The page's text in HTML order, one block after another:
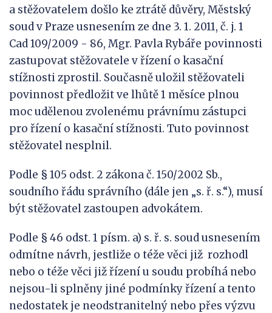
a stěžovatelem došlo ke ztrátě důvěry, Městský
soud v Praze usnesením ze dne 3. 1. 2011, č. j. 1
Cad 109/2009 - 86, Mgr. Pavla Rybáře povinnosti
zastupovat stěžovatele v řízení o kasační
stížnosti zprostil. Současně uložil stěžovateli
povinnost předložit ve lhůtě 1 měsíce plnou
moc udělenou zvolenému právnímu zástupci
pro řízení o kasační stížnosti. Tuto povinnost
stěžovatel nesplnil.
Podle § 105 odst. 2 zákona č. 150/2002 Sb.,
soudního řádu správního (dále jen „s. ř. s.“), musí
být stěžovatel zastoupen advokátem.
Podle § 46 odst. 1 písm. a) s. ř. s. soud usnesením
odmítne návrh, jestliže o téže věci již rozhodl
nebo o téže věci již řízení u soudu probíhá nebo
nejsou-li splněny jiné podmínky řízení a tento
nedostatek je neodstranitelný nebo přes výzvu